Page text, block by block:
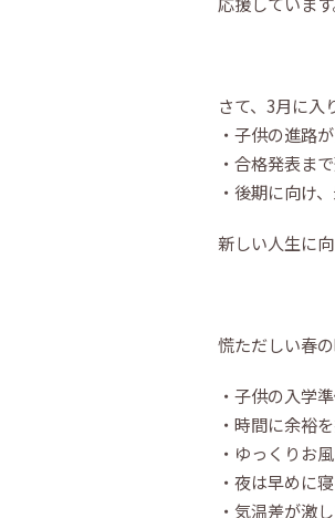
さて、3月に入
・子供の進路
・合格発表ま
・後期に向け
新しい人生に
慌ただしい春
・子供の入学
・時間に余裕
・ゆっくりお
・夜は早めに
・気温差が激